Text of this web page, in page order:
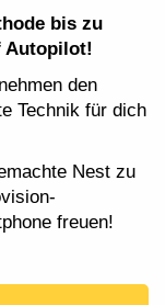
bis zu
Autopilot!
den
Technik für dich
Nest zu
freuen!